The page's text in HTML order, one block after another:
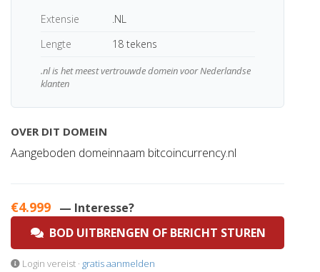
Extensie
.NL
Lengte
18 tekens
.nl is het meest vertrouwde domein voor Nederlandse
klanten
OVER DIT DOMEIN
Aangeboden domeinnaam bitcoincurrency.nl
€4.999 — Interesse?
BOD UITBRENGEN OF BERICHT STUREN
Login vereist · gratis aanmelden